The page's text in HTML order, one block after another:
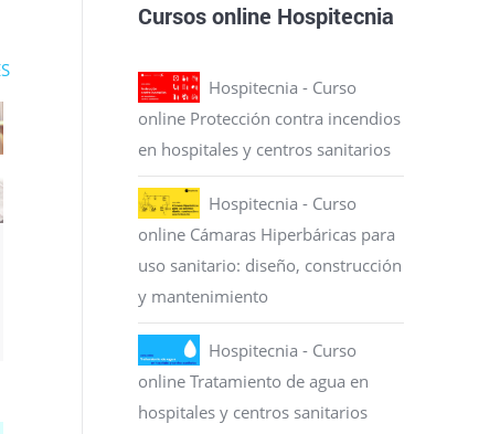
Cursos online Hospitecnia
Hospitecnia - Curso
online Protección contra incendios
en hospitales y centros sanitarios
Hospitecnia - Curso
online Cámaras Hiperbáricas para
uso sanitario: diseño, construcción
y mantenimiento
Hospitecnia - Curso
online Tratamiento de agua en
hospitales y centros sanitarios